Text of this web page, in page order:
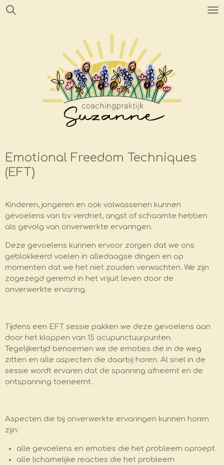
Ga
Emotional Freedom Techniques
(EFT)
Kinderen, jongeren en ook volwassenen kunnen
gevoelens van bv verdriet, angst of schaamte hebben
als gevolg van onverwerkte ervaringen.
Deze gevoelens kunnen ervoor zorgen dat we ons
geblokkeerd voelen in alledaagse dingen en op
momenten dat we het niet zouden verwachten. We zijn
zogezegd geremd in het vrijuit leven door de
onverwerkte ervaring.
Tijdens een EFT sessie pakken we deze gevoelens aan
door het kloppen van 15 acupunctuurpunten.
Tegelijkertijd benoemen we de emoties die in de weg
zitten en alle aspecten die daarbij horen. Al snel in de
sessie wordt ervaren dat de spanning afneemt en de
ontspanning toeneemt.
Aspecten die bij onverwerkte ervaringen kunnen horen
zijn:
alle gevoelens en emoties die het probleem oproept
alle lichamelijke reacties die het probleem